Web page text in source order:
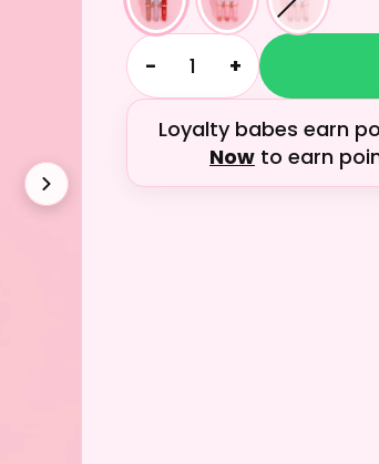
− +
Loyalty babes earn
Now to earn